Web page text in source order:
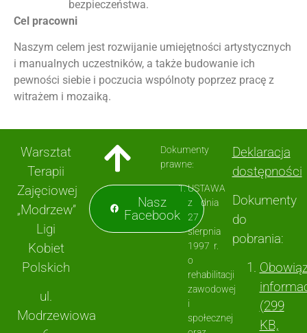
bezpieczeństwa.
Cel pracowni
Naszym celem jest rozwijanie umiejętności artystycznych
i manualnych uczestników, a także budowanie ich
pewności siebie i poczucia wspólnoty poprzez pracę z
witrażem i mozaiką.
Warsztat
Terapii
Zajęciowej
„Modrzew”
Ligi
Kobiet
Polskich
ul.
Modrzewiowa
Nasz
Facebook
Dokumenty
prawne:
USTAWA
z dnia
27
sierpnia
1997 r.
o
rehabilitacji
zawodowej
i
społecznej
Deklaracja
dostępności
Dokumenty
do
pobrania:
(299
KB,